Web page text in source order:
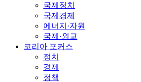
국제정치
국제경제
에너지·자원
국제·외교
코리아 포커스
정치
경제
정책